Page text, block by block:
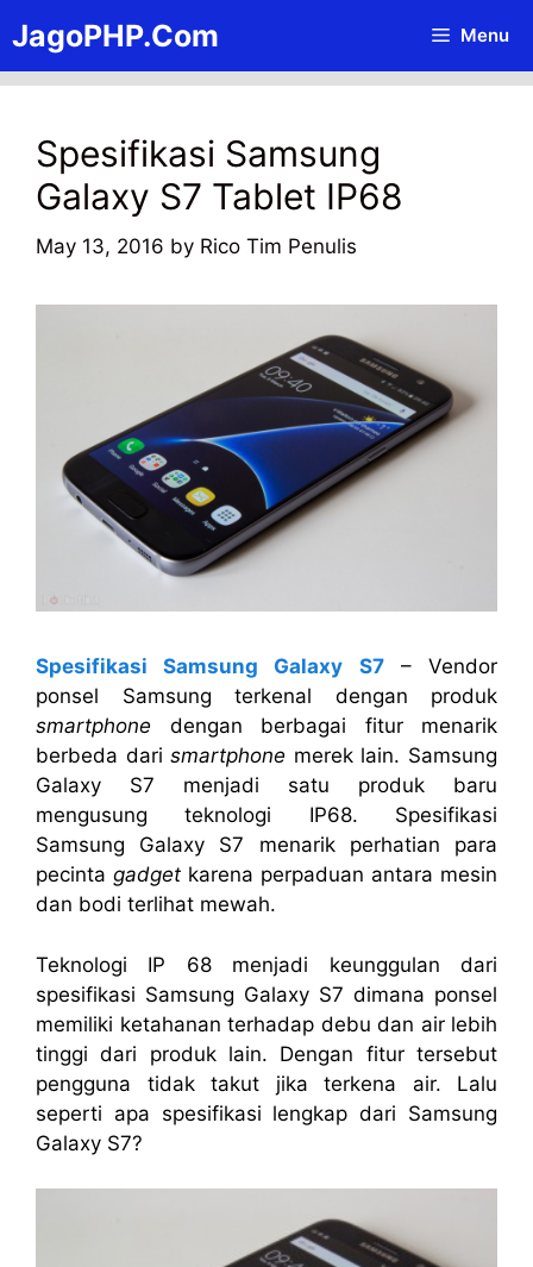
to
content
JagoPHP.Com Menu
Spesifikasi Samsung
Galaxy S7 Tablet IP68
May 13, 2016 by Rico Tim Penulis
Spesifikasi Samsung Galaxy S7– Vendor
ponsel Samsung terkenal dengan produk
smartphone dengan berbagai fitur menarik
berbeda darismartphone merek lain. Samsung
Galaxy S7 menjadi satu produk baru
mengusung teknologi IP68. Spesifikasi
Samsung Galaxy S7 menarik perhatian para
pecinta gadget karena perpaduan antara mesin
dan bodi terlihat mewah.
Teknologi IP 68 menjadi keunggulan dari
spesifikasi Samsung Galaxy S7 dimana ponsel
memiliki ketahanan terhadap debu dan air lebih
tinggi dari produk lain. Dengan fitur tersebut
pengguna tidak takut jika terkena air. Lalu
seperti apa spesifikasi lengkap dari Samsung
Galaxy S7?